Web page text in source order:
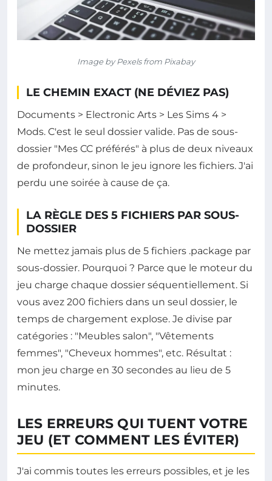
Image by Pexels from Pixabay
LE CHEMIN EXACT (NE DÉVIEZ PAS)
Documents > Electronic Arts > Les Sims 4 >
Mods. C'est le seul dossier valide. Pas de sous-
dossier "Mes CC préférés" à plus de deux niveaux
de profondeur, sinon le jeu ignore les fichiers. J'ai
perdu une soirée à cause de ça.
LA RÈGLE DES 5 FICHIERS PAR SOUS-
DOSSIER
Ne mettez jamais plus de 5 fichiers .package par
sous-dossier. Pourquoi ? Parce que le moteur du
jeu charge chaque dossier séquentiellement. Si
vous avez 200 fichiers dans un seul dossier, le
temps de chargement explose. Je divise par
catégories : "Meubles salon", "Vêtements
femmes", "Cheveux hommes", etc. Résultat :
mon jeu charge en 30 secondes au lieu de 5
minutes.
LES ERREURS QUI TUENT VOTRE
JEU (ET COMMENT LES ÉVITER)
J'ai commis toutes les erreurs possibles, et je les